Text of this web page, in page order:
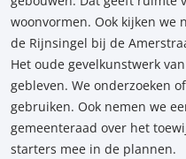
woonvormen. Ook kijken we
de Rijnsingel bij de
Het oude gevelkunstwerk
gebleven. We onderzoeken
gebruiken. Ook nemen we
gemeenteraad over het
starters mee in de plannen.